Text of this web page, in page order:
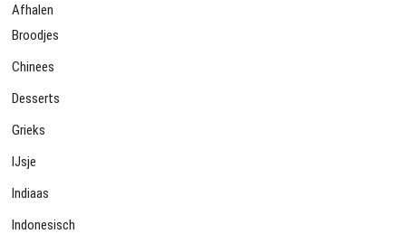
Afhalen
Broodjes
Chinees
Desserts
Grieks
IJsje
Indiaas
Indonesisch